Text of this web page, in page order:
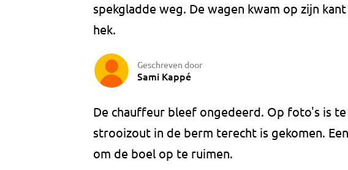
spekgladde weg. De wagen kwam op zijn
hek.
Geschreven door
Sami Kappé
De chauffeur bleef ongedeerd. Op foto's is
strooizout in de berm terecht is gekomen.
om de boel op te ruimen.